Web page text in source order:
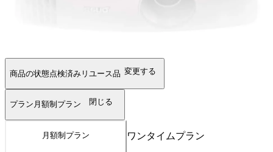
商品の状態点検済みリユース品 変更する
プラン 月額制プラン 閉じる
月額制プラン ワンタイムプラン